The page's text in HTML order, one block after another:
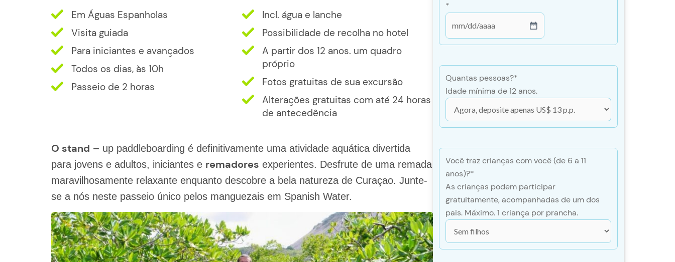
Em Águas Espanholas
Visita guiada
Para iniciantes e avançados
Todos os dias, às 10h
Passeio de 2 horas
Incl. água e lanche
Possibilidade de recolha no hotel
A partir dos 12 anos. um quadro
próprio
Fotos gratuitas de sua excursão
Alterações gratuitas com até 24 horas
de antecedência
O stand – up paddleboarding é definitivamente uma atividade aquática divertida
para jovens e adultos, iniciantes e remadores experientes. Desfrute de uma remada
maravilhosamente relaxante enquanto descobre a bela natureza de Curaçao. Junte-
se a nós neste passeio único pelos manguezais em Spanish Water.
*
MM
barra
YY
Quantas pessoas?*
Idade mínima de 12 anos.
Você traz crianças com você (de 6 a 11
anos)?*
As crianças podem participar
gratuitamente, acompanhadas de um dos
pais. Máximo. 1 criança por prancha.